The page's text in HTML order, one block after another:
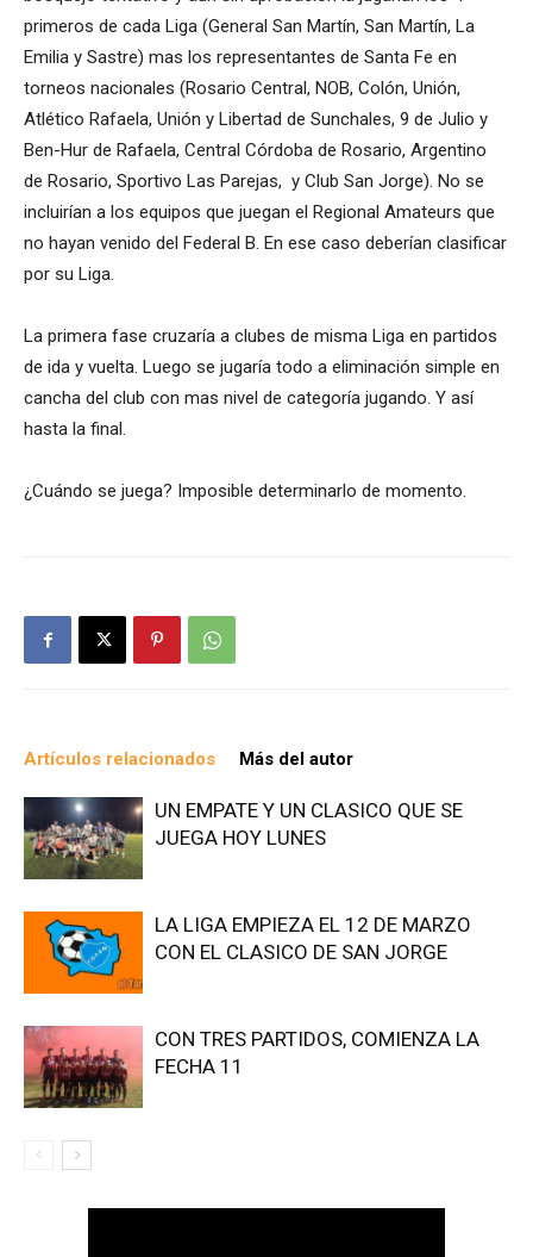
primeros de cada Liga (General San Martín, San Martín, La
Emilia y Sastre) mas los representantes de Santa Fe en
torneos nacionales (Rosario Central, NOB, Colón, Unión,
Atlético Rafaela, Unión y Libertad de Sunchales, 9 de Julio y
Ben-Hur de Rafaela, Central Córdoba de Rosario, Argentino
de Rosario, Sportivo Las Parejas, y Club San Jorge). No se
incluirían a los equipos que juegan el Regional Amateurs que
no hayan venido del Federal B. En ese caso deberían clasificar
por su Liga.
La primera fase cruzaría a clubes de misma Liga en partidos
de ida y vuelta. Luego se jugaría todo a eliminación simple en
cancha del club con mas nivel de categoría jugando. Y así
hasta la final.
¿Cuándo se juega? Imposible determinarlo de momento.
Artículos relacionados Más del autor
UN EMPATE Y UN CLASICO QUE SE
JUEGA HOY LUNES
LA LIGA EMPIEZA EL 12 DE MARZO
CON EL CLASICO DE SAN JORGE
CON TRES PARTIDOS, COMIENZA LA
FECHA 11